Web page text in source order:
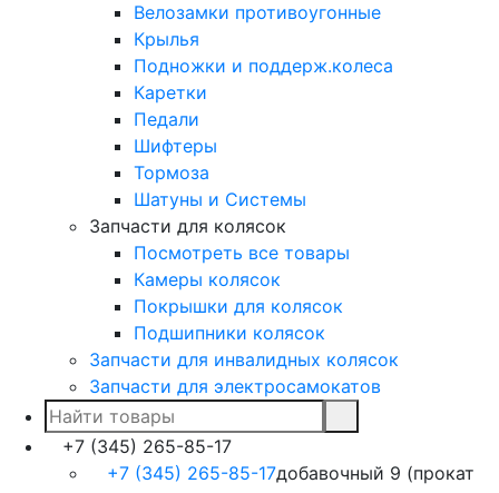
Велозамки противоугонные
Крылья
Подножки и поддерж.колеса
Каретки
Педали
Шифтеры
Тормоза
Шатуны и Системы
Запчасти для колясок
Посмотреть все товары
Камеры колясок
Покрышки для колясок
Подшипники колясок
Запчасти для инвалидных колясок
Запчасти для электросамокатов
+7 (345) 265-85-17
+7 (345) 265-85-17добавочный 9 (прокат